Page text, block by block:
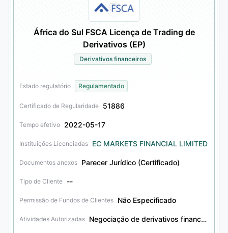
África do Sul FSCA Licença de Trading de
Derivativos (EP)
Derivativos financeiros
Estado regulatório Regulamentado
Certificado de Regularidade 51886
Tempo efetivo 2022-05-17
Instituições Licenciadas EC MARKETS FINANCIAL LIMITED
Documentos anexos Parecer Jurídico (Certificado)
Tipo de Cliente --
Permissão de Fundos de Clientes Não Especificado
Atividades Autorizadas Negociação de derivativos financeiros